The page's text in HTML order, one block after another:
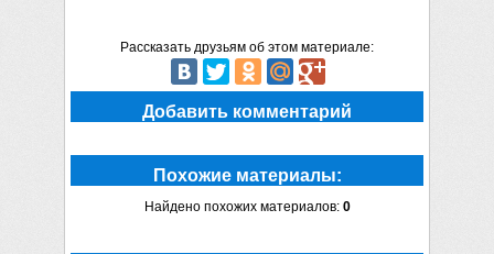
Рассказать друзьям об этом материале:
Добавить комментарий
Похожие материалы:
Найдено похожих материалов: 0